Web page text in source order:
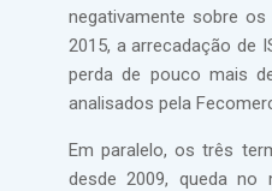
negativamente sobre
2015, a arrecadação de
perda de pouco mais
analisados pela
Em paralelo, os três
desde 2009, queda no